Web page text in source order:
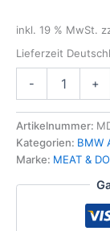
inkl. 19 % MwSt.
Lieferzeit
-
Dichtungssatz
f.
BMW
N57
BMW
11618507335
+
Artikelnummer:
Kategorien: BMW
Marke: MEAT &